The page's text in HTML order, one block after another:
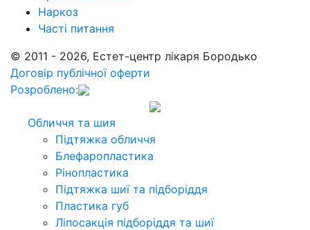
Наркоз
Часті питання
© 2011 - 2026, Естет-центр лікаря Бородько
Договір публічної оферти
Розроблено:
Обличчя та шия
Підтяжка обличчя
Блефаропластика
Рінопластика
Підтяжка шиї та підборіддя
Пластика губ
Ліпосакція підборіддя та шиї